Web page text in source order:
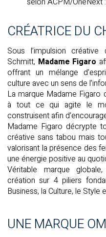
CRÉATRICE DU
Sous l’impulsion créative
Schmitt, Madame Figaro
offrant un mélange
culture avec un sens de
La marque Madame Figaro
à tout ce qui agite le
construisent afin
Madame Figaro décrypte
créative sans tabou mais
valorisant la présence des
une énergie positive au
Véritable marque
création sur 4 piliers
Business, la Culture, le Style
UNE MARQUE